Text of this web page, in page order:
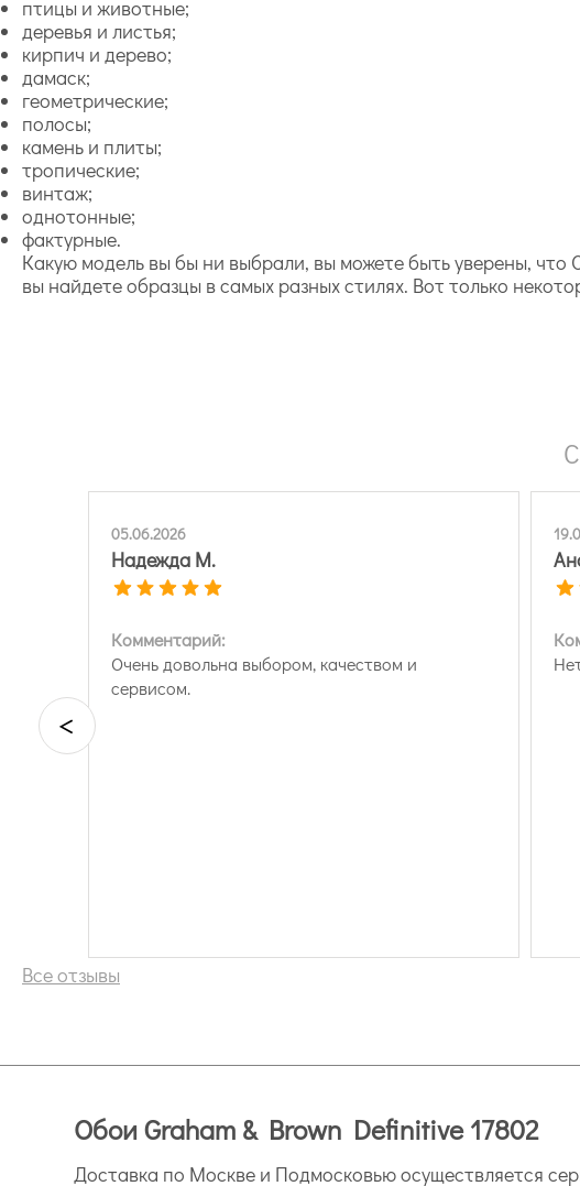
птицы и животные;
деревья и листья;
кирпич и дерево;
дамаск;
геометрические;
полосы;
камень и плиты;
тропические;
винтаж;
однотонные;
фактурные.
Какую модель вы бы ни выбрали, вы можете быть уверены, что
вы найдете образцы в самых разных стилях. Вот только
05.06.2026
Надежда М.
Комментарий:
Очень довольна выбором, качеством и
сервисом.
<
Все отзывы
Обои Graham & Brown Definitive 17802
Доставка по Москве и Подмосковью осуществляется